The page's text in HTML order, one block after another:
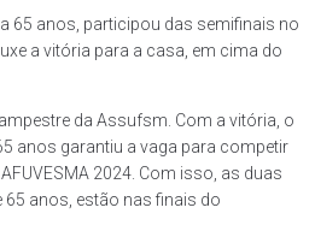
65 anos, participou das semifinais no
a vitória para a casa, em cima do
da Assufsm. Com a vitória, o
anos garantiu a vaga para competir
2024. Com isso, as duas
anos, estão nas finais do